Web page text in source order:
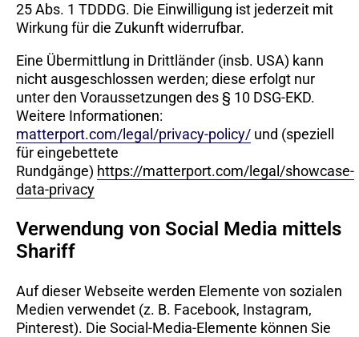
25 Abs. 1 TDDDG. Die Einwilligung ist jederzeit mit
Wirkung für die Zukunft widerrufbar.
Eine Übermittlung in Drittländer (insb. USA) kann
nicht ausgeschlossen werden; diese erfolgt nur
unter den Voraussetzungen des § 10 DSG-EKD.
Weitere Informationen:
matterport.com/legal/privacy-policy/ und (speziell
für eingebettete
Rundgänge) https://matterport.com/legal/showcase-
data-privacy
Verwendung von Social Media mittels
Shariff
Auf dieser Webseite werden Elemente von sozialen
Medien verwendet (z. B. Facebook, Instagram,
Pinterest). Die Social-Media-Elemente können Sie